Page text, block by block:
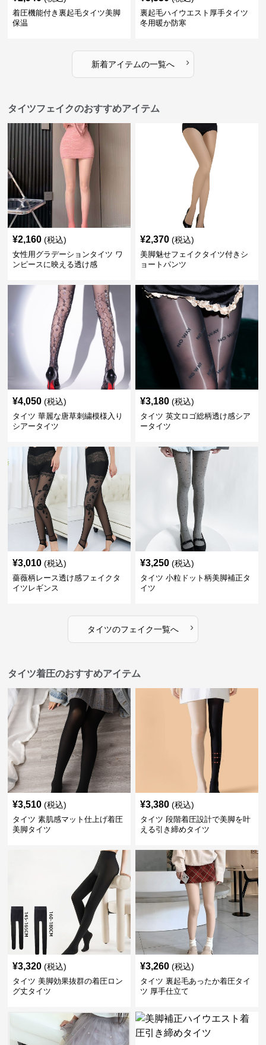
着圧機能付き裏起毛タイツ美脚
保温
裏起毛ハイウエスト厚手タイツ
冬用暖か防寒
新着アイテムの一覧へ ›
タイツフェイクのおすすめアイテム
¥2,160 (税込)
女性用グラデーションタイツ ワ
ンピースに映える透け感
¥2,370 (税込)
美脚魅せフェイクタイツ付きシ
ョートパンツ
¥4,050 (税込)
タイツ 華麗な唐草刺繍模様入り
シアータイツ
¥3,180 (税込)
タイツ 英文ロゴ総柄透け感シア
ータイツ
¥3,010 (税込)
薔薇柄レース透け感フェイクタ
イツレギンス
¥3,250 (税込)
タイツ 小粒ドット柄美脚補正タ
イツ
タイツのフェイク一覧へ ›
タイツ着圧のおすすめアイテム
¥3,510 (税込)
タイツ 素肌感マット仕上げ着圧
美脚タイツ
¥3,380 (税込)
タイツ 段階着圧設計で美脚を叶
える引き締めタイツ
¥3,320 (税込)
タイツ 美脚効果抜群の着圧ロン
グ丈タイツ
¥3,260 (税込)
タイツ 裏起毛あったか着圧タイ
ツ 厚手仕立て